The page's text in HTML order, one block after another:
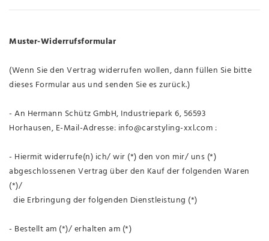
Muster-Widerrufsformular
(Wenn Sie den Vertrag widerrufen wollen, dann füllen Sie bitte
dieses Formular aus und senden Sie es zurück.)
- An Hermann Schütz GmbH, Industriepark 6, 56593
Horhausen, E-Mail-Adresse: info@carstyling-xxl.com :
- Hiermit widerrufe(n) ich/ wir (*) den von mir/ uns (*)
abgeschlossenen Vertrag über den Kauf der folgenden Waren
(*)/
die Erbringung der folgenden Dienstleistung (*)
- Bestellt am (*)/ erhalten am (*)